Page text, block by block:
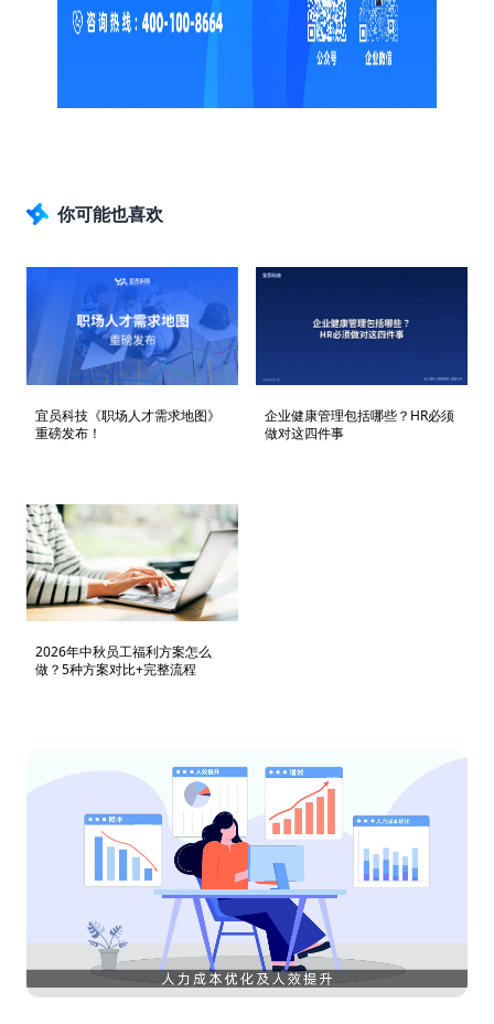
你可能也喜欢
宜员科技《职场人才需求地图》
重磅发布！
企业健康管理包括哪些？HR必须
做对这四件事
2026年中秋员工福利方案怎么
做？5种方案对比+完整流程